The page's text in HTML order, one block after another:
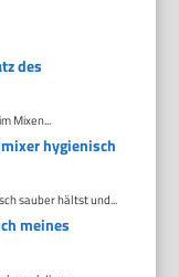
des
Mixen...
hygienisch
sauber hältst und...
meines